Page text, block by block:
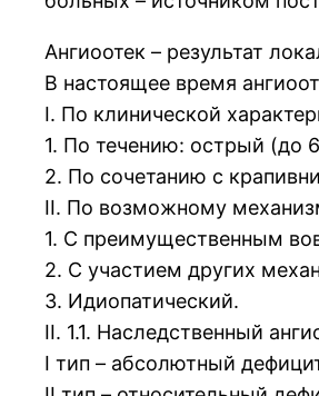
Ангиоотек – результат
В настоящее время
I. По клинической
1. По течению: острый (до
2. По сочетанию с
II. По возможному
1. С преимущественным
2. С участием других
3. Идиопатический.
II. 1.1. Наследственный
I тип – абсолютный